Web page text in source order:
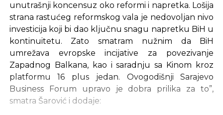
unutrašnji koncensuz oko reformi i napretka. Lošija
strana rastućeg reformskog vala je nedovoljan nivo
investicija koji bi dao ključnu snagu napretku BiH u
kontinuitetu. Zato smatram nužnim da BiH
umrežava evropske incijative za povezivanje
Zapadnog Balkana, kao i saradnju sa Kinom kroz
platformu 16 plus jedan. Ovogodišnji Sarajevo
Business Forum upravo je dobra prilika za to”,
smatra Šarović i dodaje: